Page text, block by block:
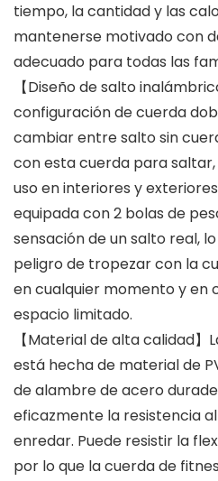
tiempo, la cantidad y las
mantenerse motivado con
adecuado para todas las
【Diseño de salto
configuración de cuerda
cambiar entre salto sin
con esta cuerda para
uso en interiores y
equipada con 2 bolas de
sensación de un salto real,
peligro de tropezar con la
en cualquier momento y en
espacio limitado.
【Material de alta calidad
está hecha de material de
de alambre de acero
eficazmente la resistencia
enredar. Puede resistir la
por lo que la cuerda de